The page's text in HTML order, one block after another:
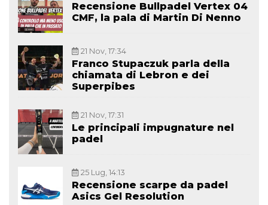
Recensione Bullpadel Vertex 04
CMF, la pala di Martin Di Nenno
21 Nov, 17:34
Franco Stupaczuk parla della
chiamata di Lebron e dei
Superpibes
21 Nov, 17:31
Le principali impugnature nel
padel
25 Lug, 14:13
Recensione scarpe da padel
Asics Gel Resolution